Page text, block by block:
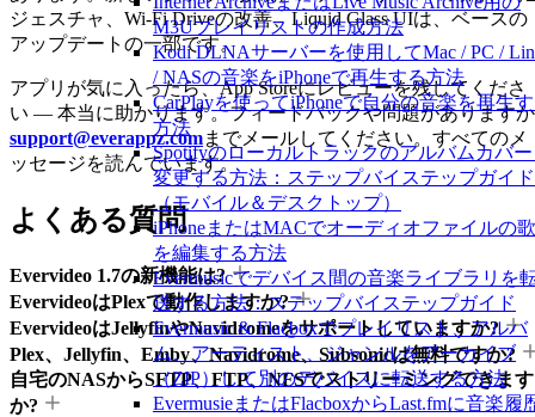
M3Uプレイリストの作成方法
Kodi DLNAサーバーを使用してMac / PC /
/ NASの音楽をiPhoneで再生する方法
CarPlayを使ってiPhoneで自分の音楽を再生
方法
Spotifyのローカルトラックのアルバムカバ
変更する方法：ステップバイステップガイド
（モバイル＆デスクトップ）
iPhoneまたはMACでオーディオファイルの
を編集する方法
Evermusicでデバイス間の音楽ライブラリを
送する方法：ステップバイステップガイド
Evermusic & Flacboxでプレイリスト、アルバ
ム、アーティスト、ジャンルをアーカイブ
（ZIP）して別のデバイスに転送する方法
EvermusieまたはFlacboxからLast.fmに音楽履
ジェスチャ、Wi-Fi Driveの改善、Liquid Glass UIは、ベースの
アップデートの一部です。
アプリが気に入ったら、App Storeにレビューを残してくださ
い — 本当に助かります。フィードバックや問題があります
support@everappz.comまでメールしてください。すべてのメ
ッセージを読んでいます。
よくある質問
Evervideo 1.7の新機能は?
EvervideoはPlexで動作しますか?
EvervideoはJellyfinやNavidromeをサポートしていますか?
Plex、Jellyfin、Emby、Navidrome、Subsonicは無料ですか?
自宅のNASからSFTP、FTP、NFSでストリーミングできます
か?